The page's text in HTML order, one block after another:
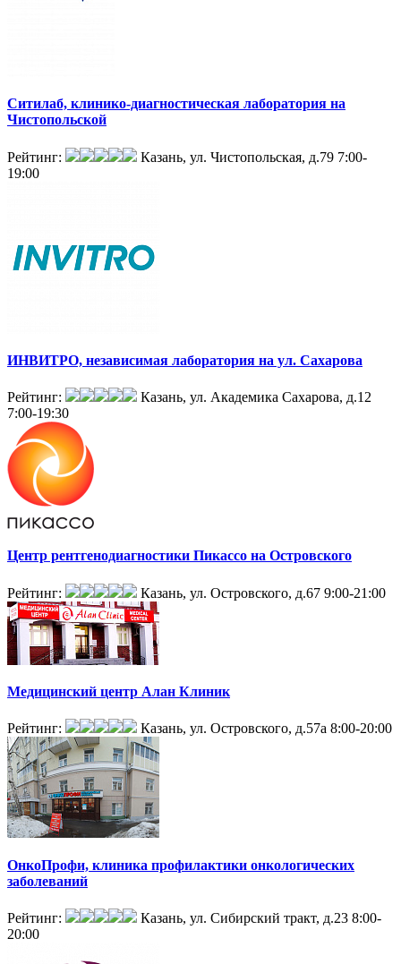
Ситилаб, клинико-диагностическая лаборатория на
Чистопольской
Рейтинг: Казань, ул. Чистопольская, д.79 7:00-
19:00
ИНВИТРО, независимая лаборатория на ул. Сахарова
Рейтинг:
Казань, ул. Академика Сахарова, д.12
7:00-19:30
Центр рентгенодиагностики Пикассо на Островского
Рейтинг: Казань, ул. Островского, д.67 9:00-21:00
Медицинский центр Алан Клиник
Рейтинг: Казань, ул. Островского, д.57а 8:00-20:00
ОнкоПрофи, клиника профилактики онкологических
заболеваний
Рейтинг: Казань, ул. Сибирский тракт, д.23 8:00-
20:00